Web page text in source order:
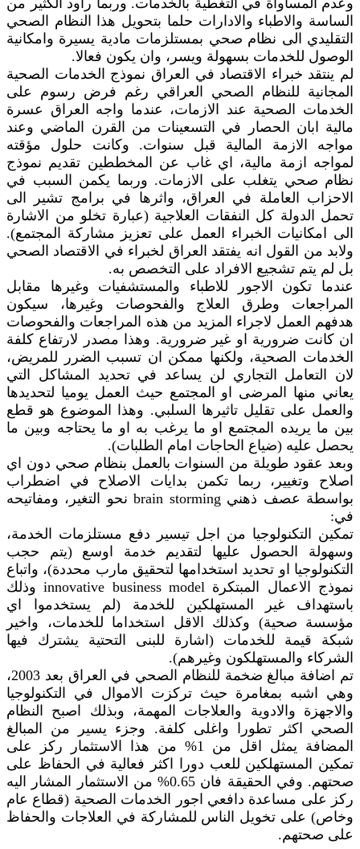
وعدم المساواة في التغطية بالخدمات. وربما راود الكثير من
الساسة والاطباء والادارات حلما بتحويل هذا النظام الصحي
التقليدي الى نظام صحي بمستلزمات مادية يسيرة وامكانية
الوصول للخدمات بسهولة ويسر، وان يكون فعالا.
لم ينتقد خبراء الاقتصاد في العراق نموذج الخدمات الصحية
المجانية للنظام الصحي العراقي رغم فرض رسوم على
الخدمات الصحية عند الازمات، عندما واجه العراق عسرة
مالية ابان الحصار في التسعينات من القرن الماضي وعند
مواجه الازمة المالية قبل سنوات. وكانت حلول مؤقته
لمواجه ازمة مالية، اي غاب عن المخططين تقديم نموذج
نظام صحي يتغلب على الازمات. وربما يكمن السبب في
الاحزاب العاملة في العراق، واثرها في برامج تشير الى
تحمل الدولة كل النفقات العلاجية (عبارة تخلو من الاشارة
الى امكانيات الخبراء العمل على تعزيز مشاركة المجتمع).
ولابد من القول انه يفتقد العراق لخبراء في الاقتصاد الصحي
بل لم يتم تشجيع الافراد على التخصص به.
عندما تكون الاجور للاطباء والمستشفيات وغيرها مقابل
المراجعات وطرق العلاج والفحوصات وغيرها، سيكون
هدفهم العمل لاجراء المزيد من هذه المراجعات والفحوصات
ان كانت ضرورية او غير ضرورية. وهذا مصدر لارتفاع كلفة
الخدمات الصحية، ولكنها ممكن ان تسبب الضرر للمريض،
لان التعامل التجاري لن يساعد في تحديد المشاكل التي
يعاني منها المرضى او المجتمع حيث العمل يوميا لتحديدها
والعمل على تقليل تاثيرها السلبي. وهذا الموضوع هو قطع
بين ما يريده المجتمع او ما يرغب به او ما يحتاجه وبين ما
يحصل عليه (ضياع الحاجات امام الطلبات).
وبعد عقود طويلة من السنوات بالعمل بنظام صحي دون اي
اصلاح وتغيير، ربما تكمن بدايات الاصلاح في اضطراب
بواسطة عصف ذهني brain storming نحو التغير، ومفاتيحه
في:
تمكين التكنولوجيا من اجل تيسير دفع مستلزمات الخدمة،
وسهولة الحصول عليها لتقديم خدمة اوسع (يتم حجب
التكنولوجيا او تحديد استخدامها لتحقيق مارب محددة)، واتباع
نموذج الاعمال المبتكرة innovative business model وذلك
باستهداف غير المستهلكين للخدمة (لم يستخدموا اي
مؤسسة صحية) وكذلك الاقل استخداما للخدمات، واخير
شبكة قيمة للخدمات (اشارة للبنى التحتية يشترك فيها
الشركاء والمستهلكون وغيرهم).
تم اضافة مبالغ ضخمة للنظام الصحي في العراق بعد 2003،
وهي اشبه بمغامرة حيث تركزت الاموال في التكنولوجيا
والاجهزة والادوية والعلاجات المهمة، وبذلك اصبح النظام
الصحي اكثر تطورا واغلى كلفة. وجزء يسير من المبالغ
المضافة يمثل اقل من 1% من هذا الاستثمار ركز على
تمكين المستهلكين للعب دورا اكثر فعالية في الحفاظ على
صحتهم. وفي الحقيقة فان 0.65% من الاستثمار المشار اليه
ركز على مساعدة دافعي اجور الخدمات الصحية (قطاع عام
وخاص) على تخويل الناس للمشاركة في العلاجات والحفاظ
على صحتهم.